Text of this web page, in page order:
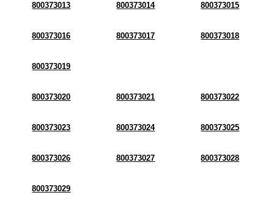
800373013 800373014 800373015
800373016 800373017 800373018
800373019
800373020 800373021 800373022
800373023 800373024 800373025
800373026 800373027 800373028
800373029